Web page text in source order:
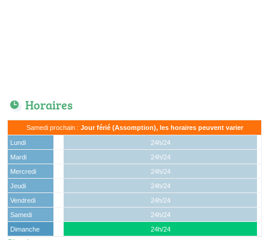
Horaires
Samedi prochain : Jour férié (Assomption), les horaires peuvent varier
Lundi
24h/24
Mardi
24h/24
Mercredi
24h/24
Jeudi
24h/24
Vendredi
24h/24
Samedi
24h/24
Dimanche
24h/24